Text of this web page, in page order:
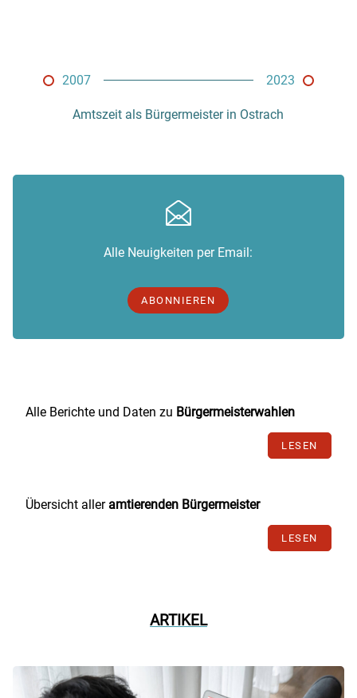
Alle Neuigkeiten per Email:
ABONNIEREN
2007 2023
Amtszeit als Bürgermeister in Ostrach
Alle Berichte und Daten zu Bürgermeisterwahlen
LESEN
Übersicht aller amtierenden Bürgermeister
LESEN
ARTIKEL